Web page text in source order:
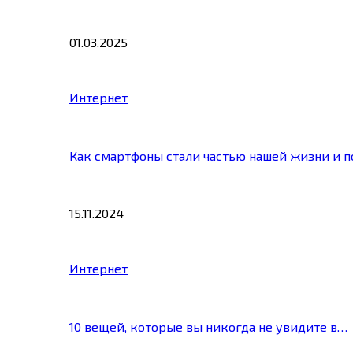
01.03.2025
Интернет
Как смартфоны стали частью нашей жизни и
15.11.2024
Интернет
10 вещей, которые вы никогда не увидите в…